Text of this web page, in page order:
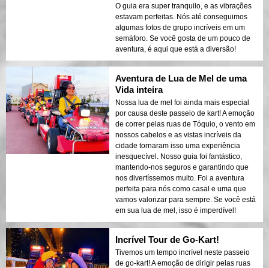
O guia era super tranquilo, e as vibrações
estavam perfeitas. Nós até conseguimos
algumas fotos de grupo incríveis em um
semáforo. Se você gosta de um pouco de
aventura, é aqui que está a diversão!
Aventura de Lua de Mel de uma
Vida inteira
Nossa lua de mel foi ainda mais especial
por causa deste passeio de kart! A emoção
de correr pelas ruas de Tóquio, o vento em
nossos cabelos e as vistas incríveis da
cidade tornaram isso uma experiência
inesquecível. Nosso guia foi fantástico,
mantendo-nos seguros e garantindo que
nos divertíssemos muito. Foi a aventura
perfeita para nós como casal e uma que
vamos valorizar para sempre. Se você está
em sua lua de mel, isso é imperdível!
Incrível Tour de Go-Kart!
Tivemos um tempo incrível neste passeio
de go-kart! A emoção de dirigir pelas ruas